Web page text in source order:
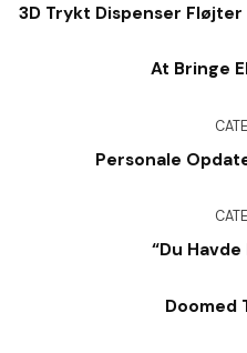
3D Trykt Dispenser
At Bringe
Personale
“Du
Doomed